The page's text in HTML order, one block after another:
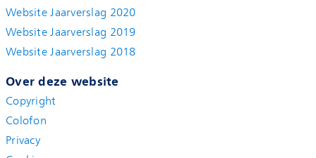
Website Jaarverslag 2020
Website Jaarverslag 2019
Website Jaarverslag 2018
Over deze website
Copyright
Colofon
Privacy